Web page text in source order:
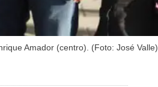
Amador (centro). (Foto: José Valle)